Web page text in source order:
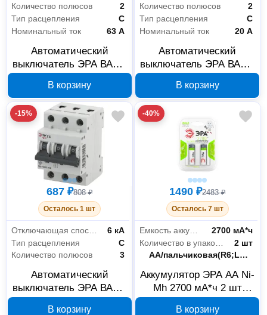
Количество полюсов
2
Тип расцепления
C
Номинальный ток
63 А
Автоматический
выключатель ЭРА ВА47-
В корзину
Количество полюсов
2
Тип расцепления
C
Номинальный ток
20 А
Автоматический
выключатель ЭРА ВА47-
В корзину
-15%
687 ₽808 ₽
Осталось 1 шт
6 кА
Тип расцепления
C
Количество полюсов
3
Автоматический
выключатель ЭРА ВА47-
В корзину
-40%
1490 ₽2483 ₽
Осталось 7 шт
Емкость аккумулятора
2700 мА*ч
Количество в упаковке
2 шт
Типоразмер
AA/пальчиковая(R6;LR6;FR6)
Аккумулятор ЭРА AA Ni-
Mh 2700 мА*ч 2 шт
В корзину